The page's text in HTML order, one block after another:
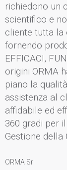
richiedono un
scientifico e
cliente tutta la
fornendo
EFFICACI,
origini ORMA
piano la
assistenza al
affidabile ed
360 gradi per
Gestione della
ORMA Srl